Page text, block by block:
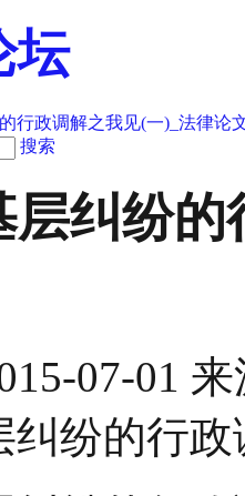
坛
行政调解之我见(一)_法律论
搜索
层纠纷
07-01 来
纠纷的行